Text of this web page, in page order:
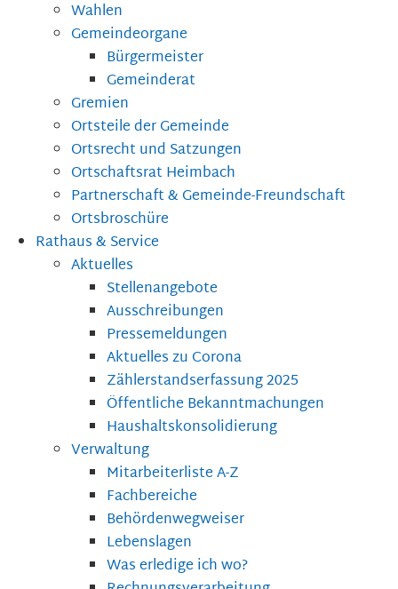
Wahlen
Gemeindeorgane
Bürgermeister
Gemeinderat
Gremien
Ortsteile der Gemeinde
Ortsrecht und Satzungen
Ortschaftsrat Heimbach
Partnerschaft & Gemeinde-Freundschaft
Ortsbroschüre
Rathaus & Service
Aktuelles
Stellenangebote
Ausschreibungen
Pressemeldungen
Aktuelles zu Corona
Zählerstandserfassung 2025
Öffentliche Bekanntmachungen
Haushaltskonsolidierung
Verwaltung
Mitarbeiterliste A-Z
Fachbereiche
Behördenwegweiser
Lebenslagen
Was erledige ich wo?